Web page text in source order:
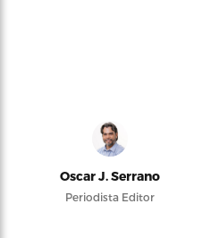
Oscar J. Serrano
Periodista Editor